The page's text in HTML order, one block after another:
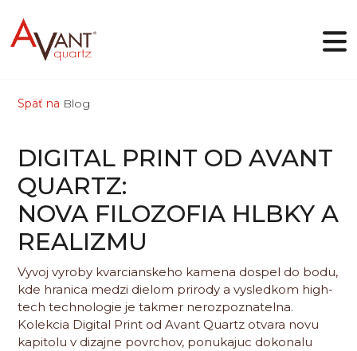
Online dizajnér
Galéria
Kontakty
Späť na Blog
DIGITAL PRINT OD AVANT
QUARTZ:
NOVA FILOZOFIA HLBKY A
REALIZMU
Vyvoj vyroby kvarcianskeho kamena dospel do bodu,
kde hranica medzi dielom prirody a vysledkom high-
tech technologie je takmer nerozpoznatelna.
Kolekcia Digital Print od Avant Quartz otvara novu
kapitolu v dizajne povrchov, ponukajuc dokonalu